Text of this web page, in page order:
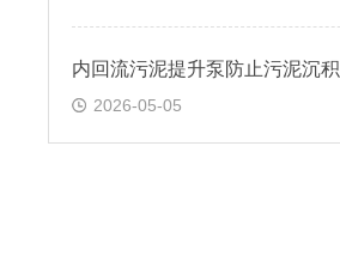
内回流污泥提升泵防止污泥沉积
2026-05-05